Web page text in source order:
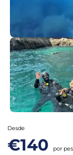
Desde
€140 por